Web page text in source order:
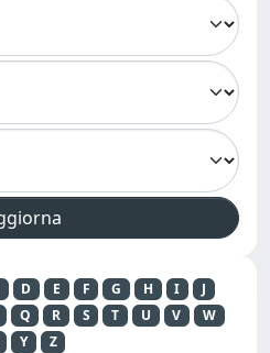
D E F G H I
J
Q R S T U V
W
Y Z